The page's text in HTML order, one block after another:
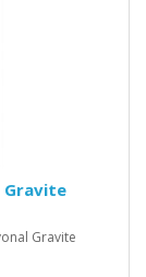
Gravite
Gravite